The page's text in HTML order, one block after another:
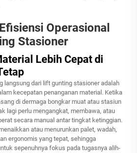
Operasional
Stasioner
Lebih Cepat di
langsung dari lift gunting stasioner adalah
kecepatan penanganan material. Ketika
di dermaga bongkar muat atau stasiun
lagi perlu mengangkat, membawa, atau
secara manual antar tingkat ketinggian.
atau menurunkan palet, wadah,
ergonomis yang tepat, sehingga
sepenuhnya fokus pada tugasnya alih-